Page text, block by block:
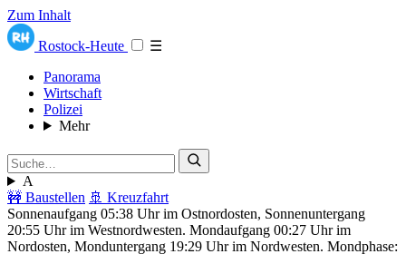
Zum Inhalt
Rostock-Heute
☰
Panorama
Wirtschaft
Polizei
Mehr
A
🚧 Baustellen 🚢 Kreuzfahrt
Sonnenaufgang 05:38 Uhr im Ostnordosten, Sonnenuntergang
20:55 Uhr im Westnordwesten. Mondaufgang 00:27 Uhr im
Nordosten, Monduntergang 19:29 Uhr im Nordwesten. Mondphase: